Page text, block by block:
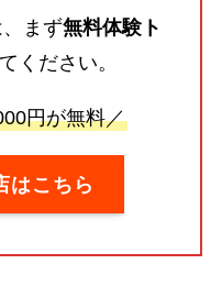
まず無料体験ト
ください。
円が無料／
はこちら